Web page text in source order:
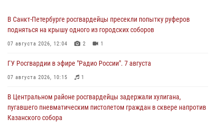
В Санкт-Петербурге росгвардейцы пресекли попытку руферов
подняться на крышу одного из городских соборов
07 августа 2026, 12:04 2 1
ГУ Росгвардии в эфире "Радио России". 7 августа
07 августа 2026, 10:15 1
В Центральном районе росгвардейцы задержали хулигана,
пугавшего пневматическим пистолетом граждан в сквере напротив
Казанского собора